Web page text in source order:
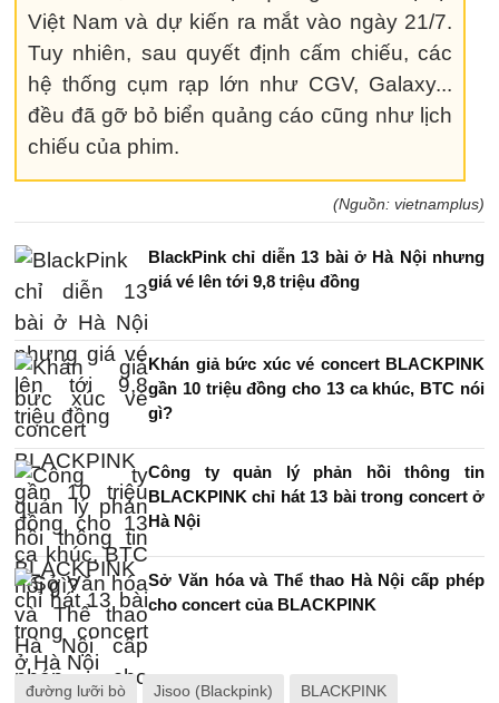
Việt Nam và dự kiến ra mắt vào ngày 21/7.
Tuy nhiên, sau quyết định cấm chiếu, các
hệ thống cụm rạp lớn như CGV, Galaxy...
đều đã gỡ bỏ biển quảng cáo cũng như lịch
chiếu của phim.
(Nguồn: vietnamplus)
BlackPink chỉ diễn 13 bài ở Hà Nội nhưng
giá vé lên tới 9,8 triệu đồng
Khán giả bức xúc vé concert BLACKPINK
gần 10 triệu đồng cho 13 ca khúc, BTC nói
gì?
Công ty quản lý phản hồi thông tin
BLACKPINK chỉ hát 13 bài trong concert ở
Hà Nội
Sở Văn hóa và Thể thao Hà Nội cấp phép
cho concert của BLACKPINK
đường lưỡi bò Jisoo (Blackpink) BLACKPINK